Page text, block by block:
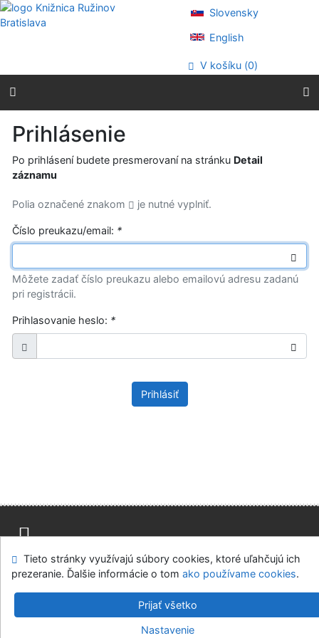
Prejsť na obsah
Prejsť na menu
Prehlásenie o webovej prístupnosti
Slovensky
English
V košíku (0)
Prihlásenie
Po prihlásení budete presmerovaní na stránku Detail
záznamu
Polia označené znakom je nutné vyplniť.
Číslo preukazu/email: *
Môžete zadať číslo preukazu alebo emailovú adresu zadanú
pri registrácii.
Prihlasovanie heslo: *
Prihlásiť
Mapa stránok Prístupnosť
Súkromie
Modul OpenSearch
Napíšte nám Nastavenie cookies
Knižnica Ružinov Bratislava
v.4.8.63a-Cosmotron Slovakia, s.r.o.
Tieto stránky využívajú súbory cookies, ktoré uľahčujú ich
prezeranie. Ďalšie informácie o tom ako používame cookies.
Prijať všetko
Nastavenie